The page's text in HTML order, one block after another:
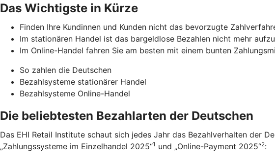
Das Wichtigste in Kürze
Finden Ihre Kundinnen und Kunden nicht das bevorzugte
Im stationären Handel ist das bargeldlose Bezahlen nicht mehr
Im Online-Handel fahren Sie am besten mit einem bunten
So zahlen die Deutschen
Bezahlsysteme stationärer Handel
Bezahlsysteme Online-Handel
Die beliebtesten Bezahlarten der Deutschen
Das EHI Retail Institute schaut sich jedes Jahr das Bezahlverhalten der
„Zahlungssysteme im Einzelhandel 2025“1 und „Online-Payment 2025“2: